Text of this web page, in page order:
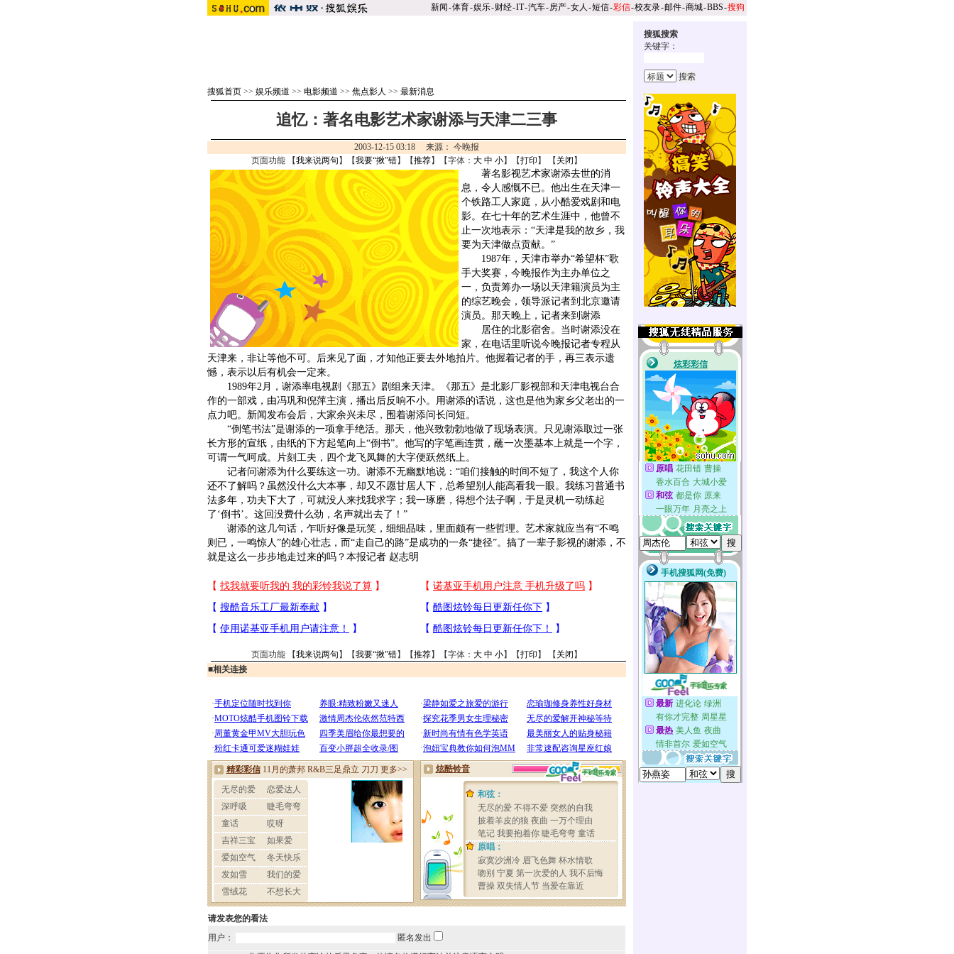
新闻-体育-娱乐-财经-IT-汽车-房产-女人 -短信-彩信-校友录-邮件-商城-BBS-搜狗
搜狐首页 >> 娱乐频道 >> 电影频道 >> 焦点影人 >> 最新消息
追忆：著名电影艺术家谢添与天津二三事
2003-12-15 03:18 来源： 今晚报
页面功能 【我来说两句 】【我要“揪”错】【推荐】【字体： 大 中 小】【打印 】 【 关闭 】
著名影视艺术家谢添去世的消
息，令人感慨不已。他出生在天津一
个铁路工人家庭，从小酷爱戏剧和电
影。在七十年的艺术生涯中，他曾不
止一次地表示：“天津是我的故乡，我
要为天津做点贡献。”
1987年，天津市举办“希望杯”歌
手大奖赛，今晚报作为主办单位之
一，负责筹办一场以天津籍演员为主
的综艺晚会，领导派记者到北京邀请
演员。那天晚上，记者来到谢添
居住的北影宿舍。当时谢添没在
家，在电话里听说今晚报记者专程从
天津来，非让等他不可。后来见了面，才知他正要去外地拍片。他握着记者的手，再三表示遗
憾，表示以后有机会一定来。
1989年2月，谢添率电视剧《那五》剧组来天津。《那五》是北影厂影视部和天津电视台合
作的一部戏，由冯巩和倪萍主演，播出后反响不小。用谢添的话说，这也是他为家乡父老出的一
点力吧。新闻发布会后，大家余兴未尽，围着谢添问长问短。
“倒笔书法”是谢添的一项拿手绝活。那天，他兴致勃勃地做了现场表演。只见谢添取过一张
长方形的宣纸，由纸的下方起笔向上“倒书”。他写的字笔画连贯，蘸一次墨基本上就是一个字，
可谓一气呵成。片刻工夫，四个龙飞凤舞的大字便跃然纸上。
记者问谢添为什么要练这一功。谢添不无幽默地说：“咱们接触的时间不短了，我这个人你
还不了解吗？虽然没什么大本事，却又不愿甘居人下，总希望别人能高看我一眼。我练习普通书
法多年，功夫下大了，可就没人来找我求字；我一琢磨，得想个法子啊，于是灵机一动练起
了‘倒书’。这回没费什么劲，名声就出去了！”
谢添的这几句话，乍听好像是玩笑，细细品味，里面颇有一些哲理。艺术家就应当有“不鸣
则已，一鸣惊人”的雄心壮志，而“走自己的路”是成功的一条“捷径”。搞了一辈子影视的谢添，不
就是这么一步步地走过来的吗？本报记者 赵志明
页面功能 【我来说两句 】【我要“揪”错】【推荐】【字体： 大 中 小】【打印 】 【 关闭 】
■相关连接
请发表您的看法
用户：
匿名发出
搜狐搜索
关键字：